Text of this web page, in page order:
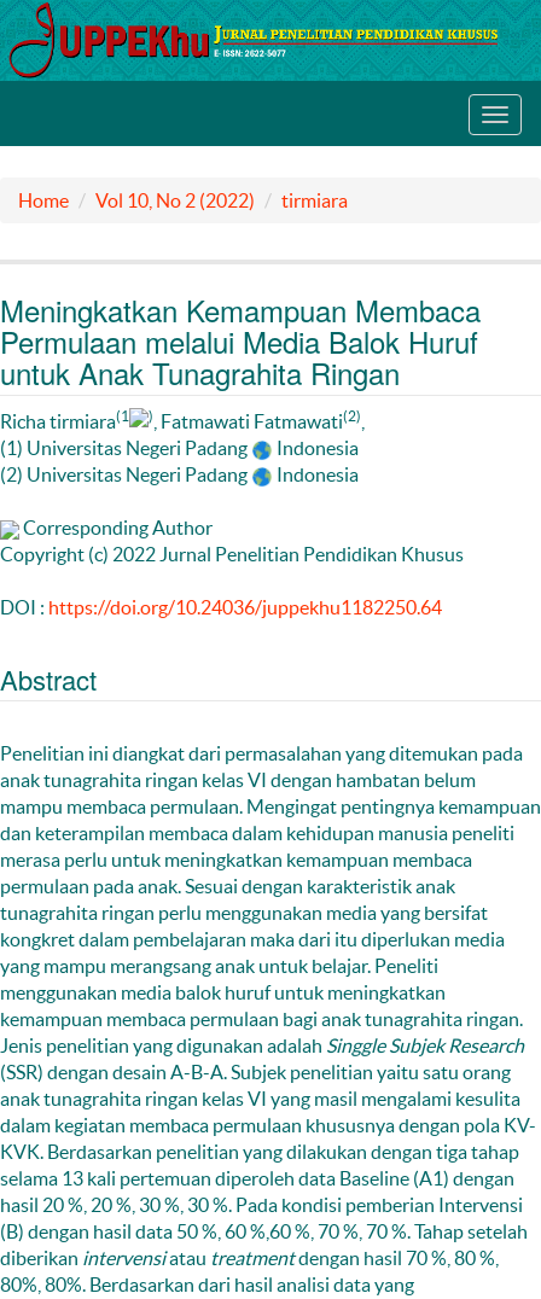
Home Vol 10, No 2 (2022) tirmiara
Meningkatkan Kemampuan Membaca
Permulaan melalui Media Balok Huruf
untuk Anak Tunagrahita Ringan
Richa tirmiara(1 ) , Fatmawati Fatmawati(2)
(1) Universitas Negeri Padang
Indonesia
(2) Universitas Negeri Padang
Indonesia
Corresponding Author
Copyright (c) 2022 Jurnal Penelitian Pendidikan Khusus
DOI : https://doi.org/10.24036/juppekhu1182250.64
Abstract
Penelitian ini diangkat dari permasalahan yang ditemukan pada
anak tunagrahita ringan kelas VI dengan hambatan belum
mampu membaca permulaan. Mengingat pentingnya kemampuan
dan keterampilan membaca dalam kehidupan manusia peneliti
merasa perlu untuk meningkatkan kemampuan membaca
permulaan pada anak. Sesuai dengan karakteristik anak
tunagrahita ringan perlu menggunakan media yang bersifat
kongkret dalam pembelajaran maka dari itu diperlukan media
yang mampu merangsang anak untuk belajar. Peneliti
menggunakan media balok huruf untuk meningkatkan
kemampuan membaca permulaan bagi anak tunagrahita ringan.
Jenis penelitian yang digunakan adalah Singgle Subjek Research
(SSR) dengan desain A-B-A. Subjek penelitian yaitu satu orang
anak tunagrahita ringan kelas VI yang masil mengalami kesulita
dalam kegiatan membaca permulaan khususnya dengan pola KV-
KVK. Berdasarkan penelitian yang dilakukan dengan tiga tahap
selama 13 kali pertemuan diperoleh data Baseline (A1) dengan
hasil 20 %, 20 %, 30 %, 30 %. Pada kondisi pemberian Intervensi
(B) dengan hasil data 50 %, 60 %,60 %, 70 %, 70 %. Tahap setelah
diberikan intervensiatau treatmentdengan hasil 70 %, 80 %,
80%, 80%. Berdasarkan dari hasil analisi data yang